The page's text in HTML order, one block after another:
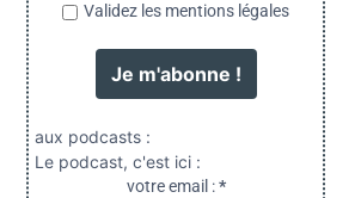
Validez les mentions légales
aux podcasts :
Le podcast, c'est ici :
votre email :*